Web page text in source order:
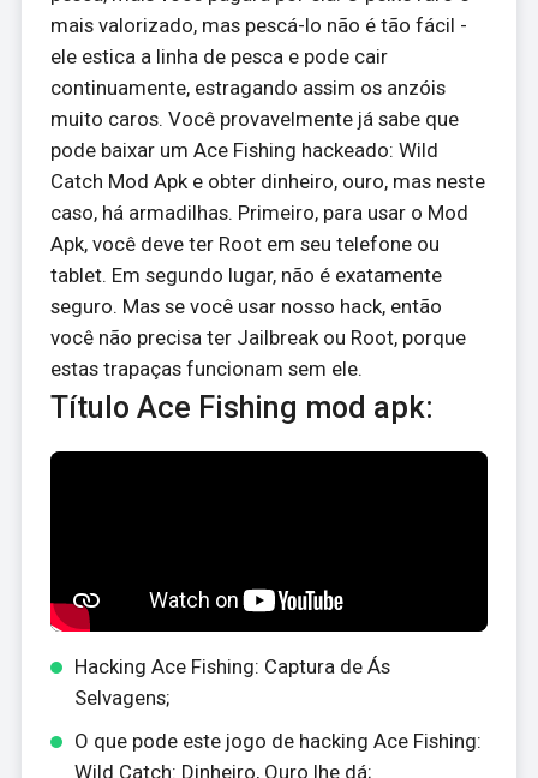
mais valorizado, mas pescá-lo não é tão fácil -
ele estica a linha de pesca e pode cair
continuamente, estragando assim os anzóis
muito caros. Você provavelmente já sabe que
pode baixar um Ace Fishing hackeado: Wild
Catch Mod Apk e obter dinheiro, ouro, mas neste
caso, há armadilhas. Primeiro, para usar o Mod
Apk, você deve ter Root em seu telefone ou
tablet. Em segundo lugar, não é exatamente
seguro. Mas se você usar nosso hack, então
você não precisa ter Jailbreak ou Root, porque
estas trapaças funcionam sem ele.
Título Ace Fishing mod apk:
Hacking Ace Fishing: Captura de Ás
Selvagens;
O que pode este jogo de hacking Ace Fishing:
Wild Catch: Dinheiro, Ouro lhe dá;